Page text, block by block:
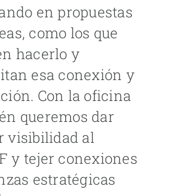
en propuestas
como los que
hacerlo y
esa conexión y
Con la oficina
queremos dar
visibilidad al
y tejer conexiones
estratégicas